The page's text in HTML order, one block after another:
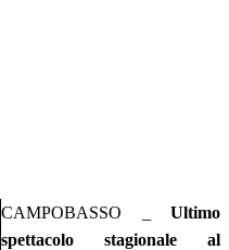
CAMPOBASSO _ Ultimo
spettacolo stagionale al